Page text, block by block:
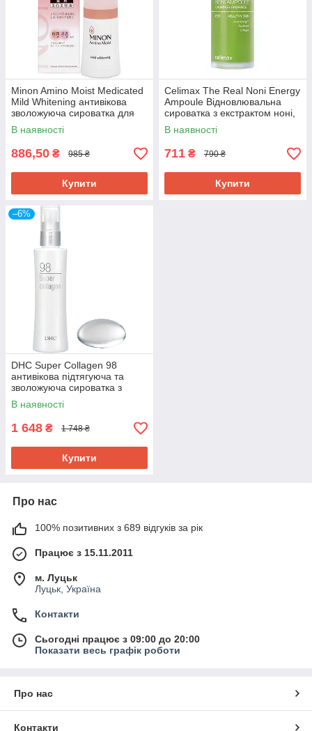
Minon Amino Moist Medicated
Mild Whitening антивікова
зволожуюча сироватка для
чутл. шкіри, позбавлення
тьмяності, 30 г. До 02/27
В наявності
886,50 ₴ 985 ₴
Купити
Celimax The Real Noni Energy
Ampoule Відновлювальна
сироватка з екстрактом ноні,
30 мл. До 07/2027
В наявності
711 ₴ 790 ₴
Купити
–6%
DHC Super Collagen 98
антивікова підтягуюча та
зволожуюча сироватка з
дипептидом-8, 100 мл
В наявності
1 648 ₴ 1 748 ₴
Купити
Про нас
100% позитивних з 689 відгуків за рік
Працює з 15.11.2011
м. Луцьк
Луцьк, Україна
Контакти
Сьогодні працює з 09:00 до 20:00
Показати весь графік роботи
Про нас
Контакти